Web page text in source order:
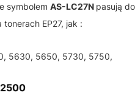
symbolem AS-LC27N pasują do
tonerach EP27, jak :
5630, 5650, 5730, 5750,